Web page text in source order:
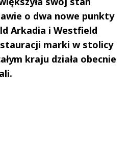
o dwa nowe punkty
Arkadia i Westfield
marki w stolicy
kraju działa obecnie